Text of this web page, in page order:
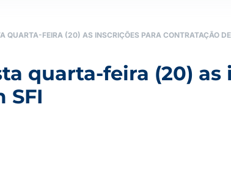
QUARTA-FEIRA (20) AS INSCRIÇÕES PARA CONTRATAÇÃO
quarta-feira (20)
SFI